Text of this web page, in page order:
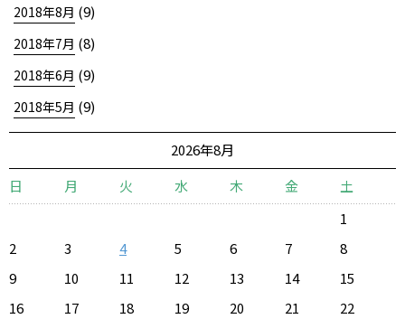
2018年8月 (9)
2018年7月 (8)
2018年6月 (9)
2018年5月 (9)
2026年8月
日
月 火 水 木 金
土
1
2
3 4 5 6 7
8
9
10 11 12 13 14
15
16
17 18 19 20 21
22